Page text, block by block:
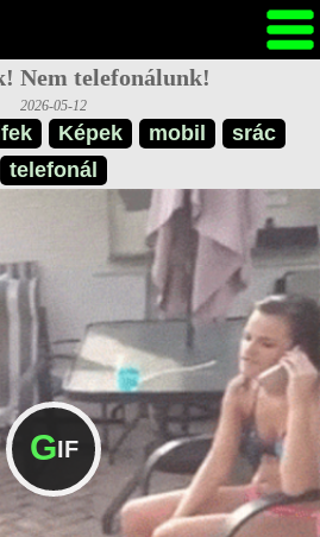
Nem telefonálunk!
2026-05-12
Képek mobil
srác
telefonál
GIF